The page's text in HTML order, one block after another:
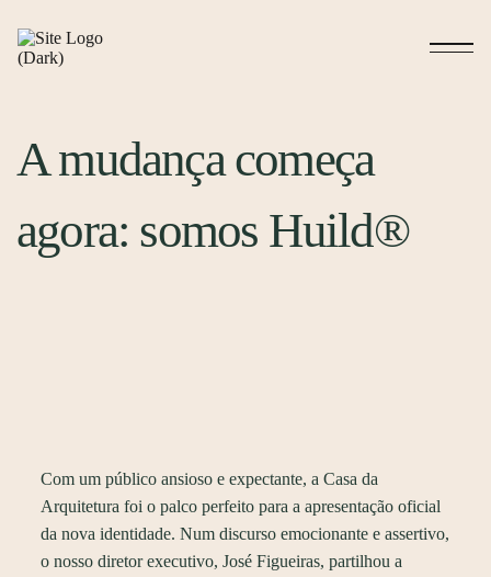
A mudança começa
agora: somos Huild®
Com um público ansioso e expectante, a Casa da
Arquitetura foi o palco perfeito para a apresentação oficial
da nova identidade. Num discurso emocionante e assertivo,
o nosso diretor executivo, José Figueiras, partilhou a